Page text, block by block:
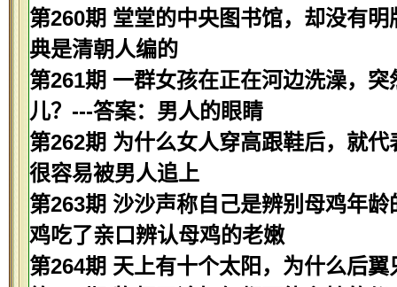
第260期 堂堂的中央图书馆，却没有
典是清朝人编的
第261期 一群女孩在正在河边洗澡，
儿？---答案：男人的眼睛
第262期 为什么女人穿高跟鞋后，就
很容易被男人追上
第263期 沙沙声称自己是辨别母鸡年
鸡吃了亲口辨认母鸡的老嫩
第264期 天上有十个太阳，为什么后